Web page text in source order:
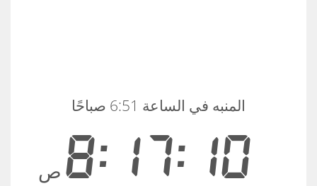
8:17:11 ص
المنبه في الساعة 6:51 صباحًا